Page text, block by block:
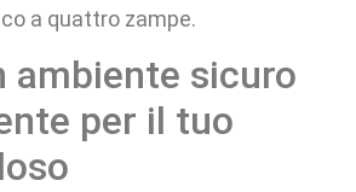
a quattro zampe.
ambiente sicuro
per il tuo